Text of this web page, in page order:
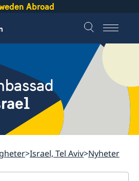
Abroad
Israel, Tel Aviv Nyheter